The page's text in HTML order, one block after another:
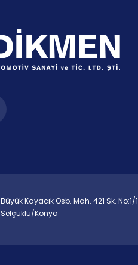
Büyük Kayacık Osb. Mah. 421 Sk. No:1/1
Selçuklu/Konya